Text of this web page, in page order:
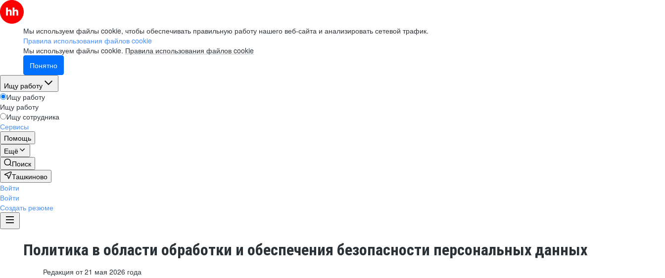
Мы используем файлы cookie, чтобы обеспечивать правильную работу нашего веб-сайта и анализировать сетевой трафик.
Правила использования файлов cookie
Мы используем файлы cookie. Правила использования файлов cookie
Понятно
Ищу работу
Ищу работу
Ищу работу
Ищу сотрудника
Сервисы
Помощь
Ещё
Поиск
Ташкиново
Войти
Войти
Создать резюме
Политика в области обработки и обеспечения безопасности персональных данных
Редакция от 21 мая 2026 года